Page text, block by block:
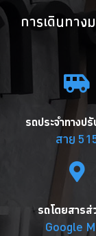
การเดินทา
รถประจำทางป
สาย
รถโดยสารส่
Google